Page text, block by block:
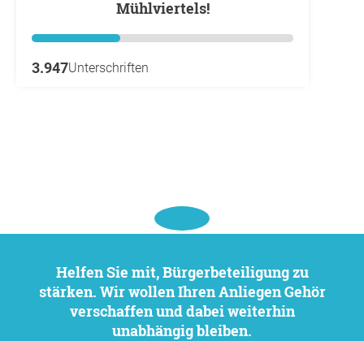
Mühlviertels!
3.947Unterschriften
Helfen Sie mit, Bürgerbeteiligung zu
stärken. Wir wollen Ihren Anliegen Gehör
verschaffen und dabei weiterhin
unabhängig bleiben.